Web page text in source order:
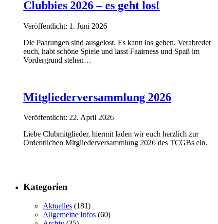
Clubbies 2026 – es geht los!
Veröffentlicht: 1. Juni 2026
Die Paarungen sind ausgelost. Es kann los gehen. Verabredet
euch, habt schöne Spiele und lasst Faairness und Spaß im
Vordergrund stehen…
Mitgliederversammlung 2026
Veröffentlicht: 22. April 2026
Liebe Clubmitglieder, hiermit laden wir euch herzlich zur
Ordentlichen Mitgliederversammlung 2026 des TCGBs ein.
Kategorien
Aktuelles (181)
Allgemeine Infos (60)